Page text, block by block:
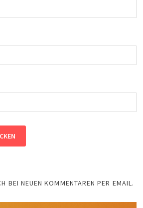
BEI NEUEN KOMMENTAREN PER EMAIL.